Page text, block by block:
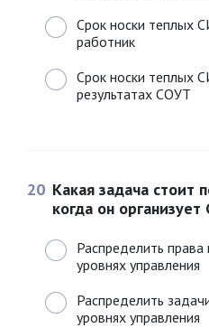
Срок носки теплых
работник
Срок носки теплых
результатах СОУТ
20 Какая задача стоит
когда он организует
Распределить
уровнях управления
Распределить
уровнях управления